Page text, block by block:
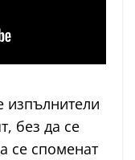
изпълнители
без да се
се споменат